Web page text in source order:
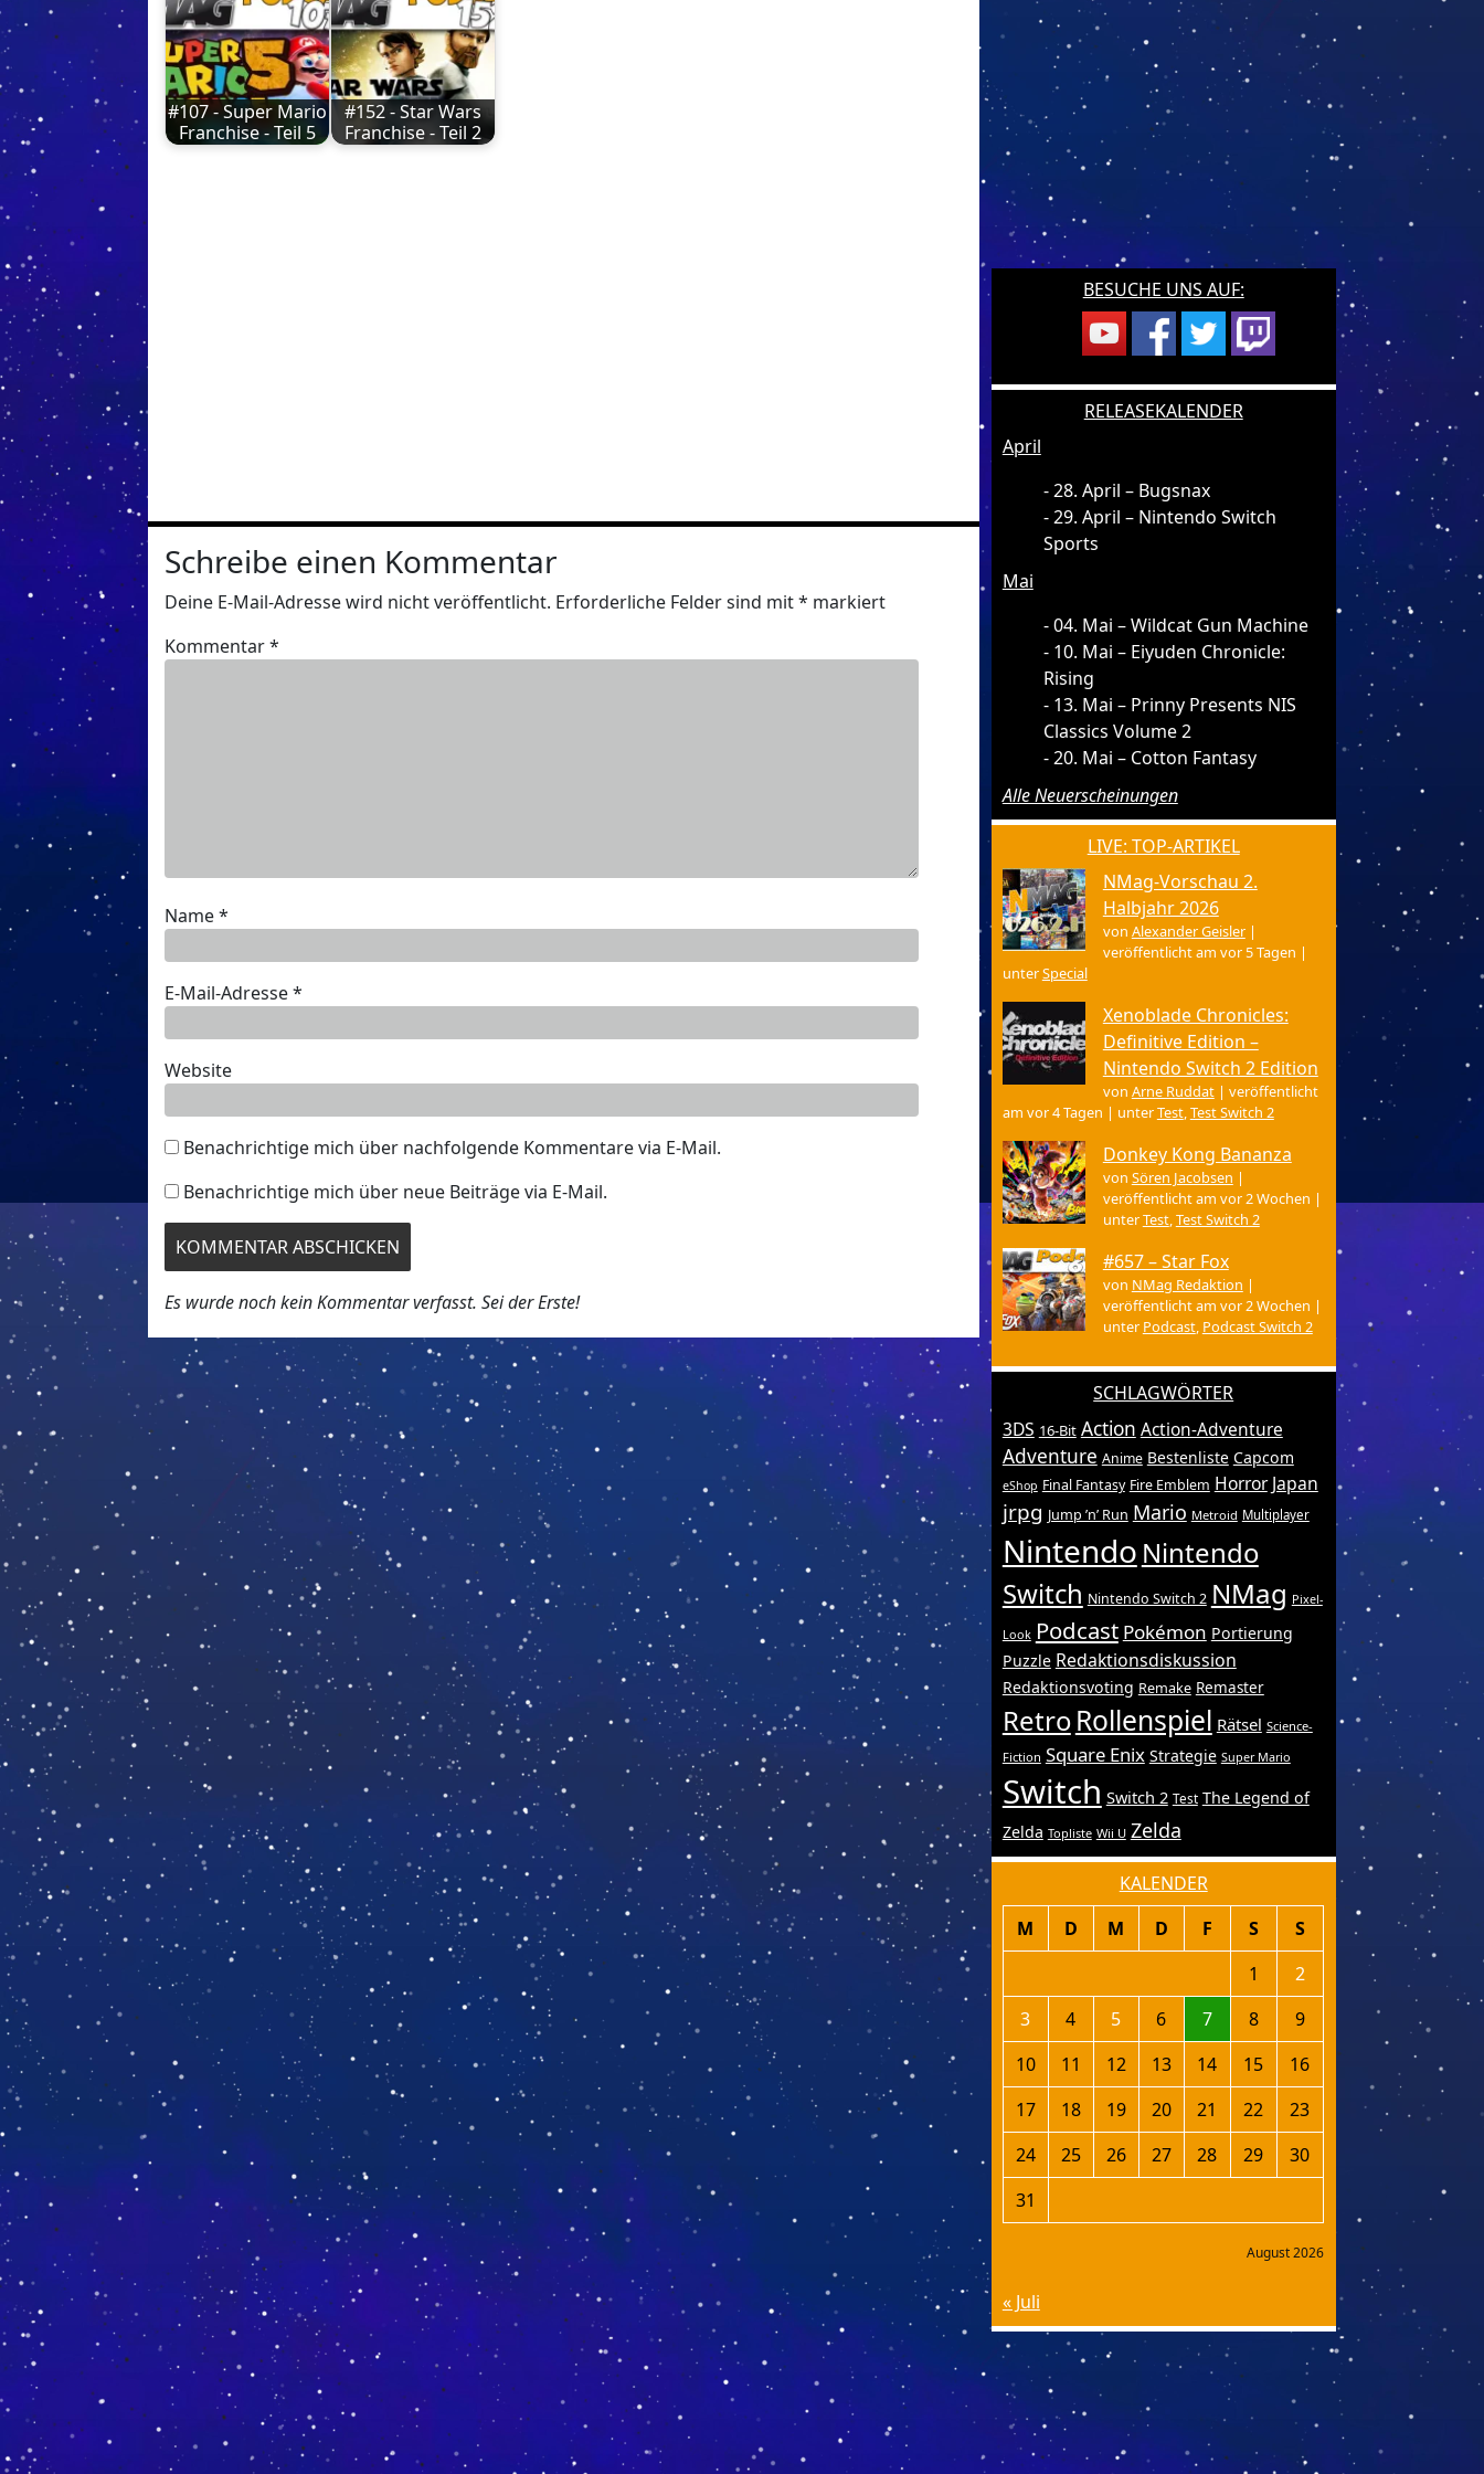
#107 - Super Mario
Franchise - Teil 5
#152 - Star Wars
Franchise - Teil 2
Schreibe einen Kommentar
Deine E-Mail-Adresse wird nicht veröffentlicht. Erforderliche Felder sind mit* markiert
Kommentar*
Name*
E-Mail-Adresse*
Website
Benachrichtige mich über nachfolgende Kommentare via E-Mail.
Benachrichtige mich über neue Beiträge via E-Mail.
Es wurde noch kein Kommentar verfasst. Sei der Erste!
BESUCHE UNS AUF:
RELEASEKALENDER
April
28. April – Bugsnax
29. April – Nintendo Switch
Sports
Mai
04. Mai – Wildcat Gun Machine
10. Mai – Eiyuden Chronicle:
Rising
13. Mai – Prinny Presents NIS
Classics Volume 2
20. Mai – Cotton Fantasy
Alle Neuerscheinungen
LIVE: TOP-ARTIKEL
NMag-Vorschau 2.
Halbjahr 2026
von Alexander Geisler|
veröffentlicht am vor 5 Tagen |
unterSpecial
Xenoblade Chronicles:
Definitive Edition –
Nintendo Switch 2 Edition
von Arne Ruddat| veröffentlicht
am vor 4 Tagen | unterTest,Test Switch 2
Donkey Kong Bananza
von Sören Jacobsen |
veröffentlicht am vor 2 Wochen |
unterTest,Test Switch 2
#657 – Star Fox
von NMag Redaktion |
veröffentlicht am vor 2 Wochen |
unter Podcast, Podcast Switch 2
SCHLAGWÖRTER
3DS 16-Bit Action Action-Adventure
Adventure Anime Bestenliste Capcom
eShop Final Fantasy Fire Emblem Horror Japan
jrpg Jump ’n’ Run Mario Metroid Multiplayer
Nintendo Nintendo
Switch Nintendo Switch 2 NMag Pixel-
Look Podcast Pokémon Portierung
Puzzle Redaktionsdiskussion
Redaktionsvoting Remake Remaster
RetroRollenspiel Rätsel Science-
Fiction Square Enix Strategie Super Mario
Switch Switch 2 Test The Legend of
Zelda Topliste Wii U Zelda
KALENDER
August 2026
M D M D F S
S
1
2
3
4 5 6 7 8
9
10
11 12 13 14 15
16
17
18 19 20 21 22
23
24
25 26 27 28 29
30
31
« Juli